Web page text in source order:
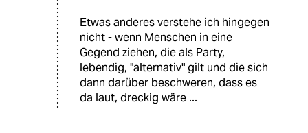
Etwas anderes verstehe ich hingegen
nicht - wenn Menschen in eine
Gegend ziehen, die als Party,
lebendig, "alternativ" gilt und die sich
dann darüber beschweren, dass es
da laut, dreckig wäre ...